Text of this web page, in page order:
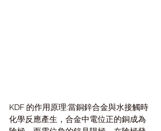
KDF 的作用原理:當銅鋅合金與水接觸時
化學反應產生，合金中電位正的銅成為